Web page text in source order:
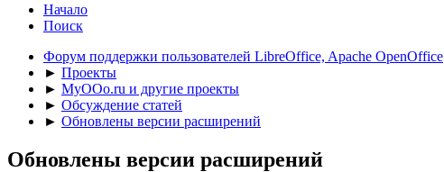
Начало
Поиск
Форум поддержки пользователей LibreOffice, Apache OpenOffice
► Проекты
► MyOOo.ru и другие проекты
► Обсуждение статей
► Обновлены версии расширений
Обновлены версии расширений